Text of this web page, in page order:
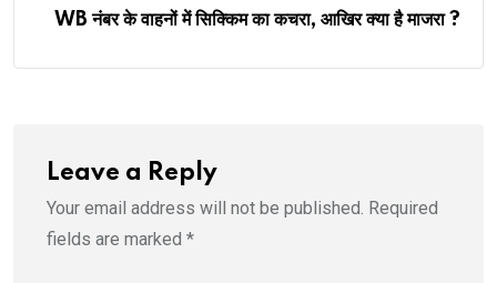
WB नंबर के वाहनों में सिक्किम का कचरा, आखिर क्या है माजरा ?
Leave a Reply
Your email address will not be published. Required
fields are marked *